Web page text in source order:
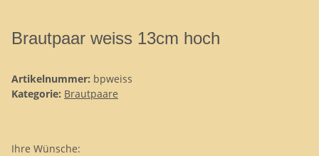
Brautpaar weiss 13cm hoch
Artikelnummer: bpweiss
Kategorie: Brautpaare
Ihre Wünsche: